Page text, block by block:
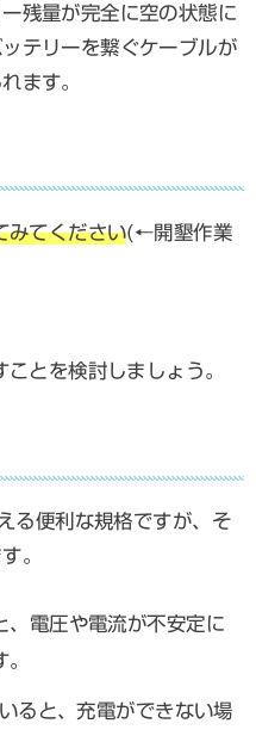
残量が完全に空の状態に
テリーを繋ぐケーブルが
ます。
みてください(←開墾作業
とを検討しましょう。
る便利な規格ですが、そ
。
、電圧や電流が不安定に
ると、充電ができない場